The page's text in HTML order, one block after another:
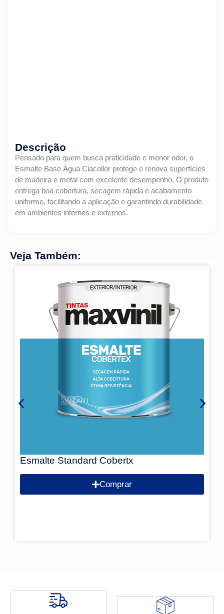
Descrição
Pensado para quem busca praticidade e menor odor, o
Esmalte Base Água Ciacollor protege e renova superfícies
de madeira e metal com excelente desempenho. O produto
entrega boa cobertura, secagem rápida e acabamento
uniforme, facilitando a aplicação e garantindo durabilidade
em ambientes internos e externos.
Veja Também:
Esmalte Standard Cobertx
Comprar